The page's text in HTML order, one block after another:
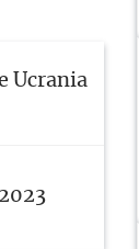
Ucrania